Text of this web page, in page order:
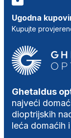
Ugodna
Kupujte
Ghetaldus
najveći
dioptrijskih
leća domaćih